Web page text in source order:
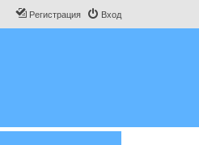
Вход
Регистрация